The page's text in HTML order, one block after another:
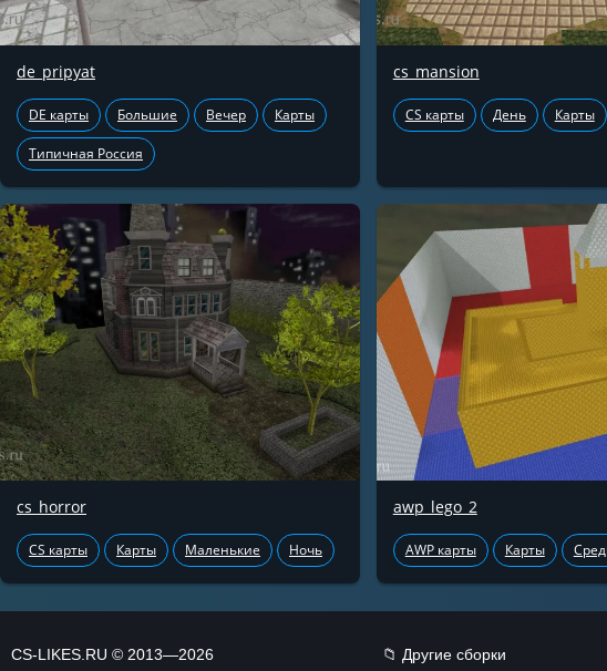
de_pripyat
DE карты Большие Вечер Карты
Типичная Россия
cs_mansion
CS карты День Карты
cs_horror
CS карты Карты Маленькие Ночь
awp_lego_2
AWP карты Карты
CS-LIKES.RU © 2013—2026 📁 Другие сборки